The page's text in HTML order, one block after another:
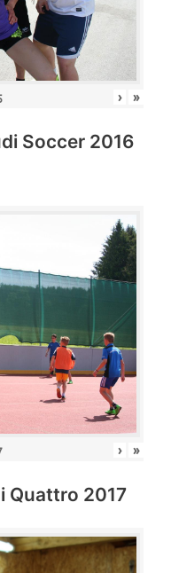
› »
Soccer 2016
› »
Quattro 2017